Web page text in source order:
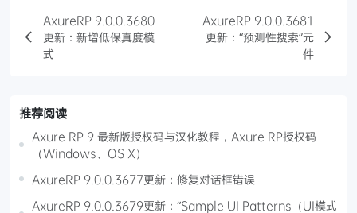
AxureRP 9.0.0.3680
更新：新增低保真度模
式
AxureRP 9.0.0.3681
更新：“预测性搜索”元
件
推荐阅读
Axure RP 9 最新版授权码与汉化教程，Axure RP授权码
（Windows、OS X）
AxureRP 9.0.0.3677更新：修复对话框错误
AxureRP 9.0.0.3679更新：“Sample UI Patterns（UI模式